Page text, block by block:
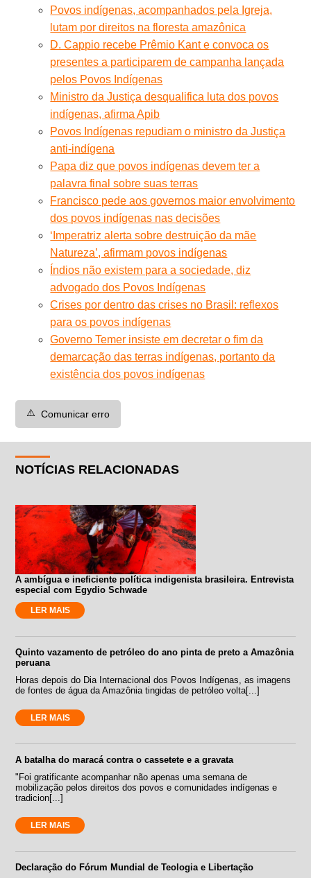
Povos indígenas, acompanhados pela Igreja,
lutam por direitos na floresta amazônica
D. Cappio recebe Prêmio Kant e convoca os
presentes a participarem de campanha lançada
pelos Povos Indígenas
Ministro da Justiça desqualifica luta dos povos
indígenas, afirma Apib
Povos Indígenas repudiam o ministro da Justiça
anti-indígena
Papa diz que povos indígenas devem ter a
palavra final sobre suas terras
Francisco pede aos governos maior envolvimento
dos povos indígenas nas decisões
‘Imperatriz alerta sobre destruição da mãe
Natureza’, afirmam povos indígenas
Índios não existem para a sociedade, diz
advogado dos Povos Indígenas
Crises por dentro das crises no Brasil: reflexos
para os povos indígenas
Governo Temer insiste em decretar o fim da
demarcação das terras indígenas, portanto da
existência dos povos indígenas
⚠️ Comunicar erro
NOTÍCIAS RELACIONADAS
A ambígua e ineficiente política indigenista brasileira. Entrevista
especial com Egydio Schwade
LER MAIS
Quinto vazamento de petróleo do ano pinta de preto a Amazônia
peruana
Horas depois do Dia Internacional dos Povos Indígenas, as imagens
de fontes de água da Amazônia tingidas de petróleo volta[...]
LER MAIS
A batalha do maracá contra o cassetete e a gravata
"Foi gratificante acompanhar não apenas uma semana de
mobilização pelos direitos dos povos e comunidades indígenas e
tradicion[...]
LER MAIS
Declaração do Fórum Mundial de Teologia e Libertação